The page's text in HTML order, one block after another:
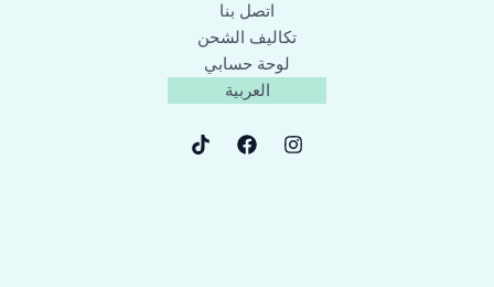
اتصل بنا
تكاليف الشحن
لوحة حسابي
العربية